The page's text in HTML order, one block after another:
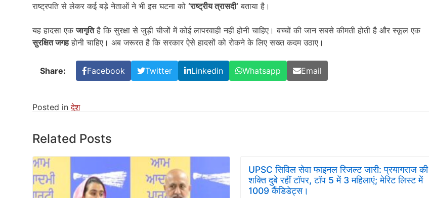
राष्ट्रपति से लेकर कई बड़े नेताओं ने भी इस घटना को ‘राष्ट्रीय त्रासदी‘ बताया है।
यह हादसा एकजागृतिहै कि सुरक्षा से जुड़ी चीजों में कोई लापरवाही नहीं होनी चाहिए। बच्चों की जान सबसे कीमती होती है और स्कूल एक
सुरक्षित जगहहोनी चाहिए। अब जरूरत है कि सरकार ऐसे हादसों को रोकने के लिए सख्त कदम उठाए।
Share: Facebook Twitter Linkedin Whatsapp Email
Posted inदेश
Related Posts
UPSC सिविल सेवा फाइनल रिजल्ट जारी: प्रयागराज की
शक्ति दुबे रहीं टॉपर, टॉप 5 में 3 महिलाएं; मेरिट लिस्ट में
1009 कैंडिडेट्स।